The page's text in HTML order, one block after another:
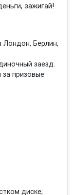
зажигай!
Лондон, Берлин,
заезд.
за призовые
диске;